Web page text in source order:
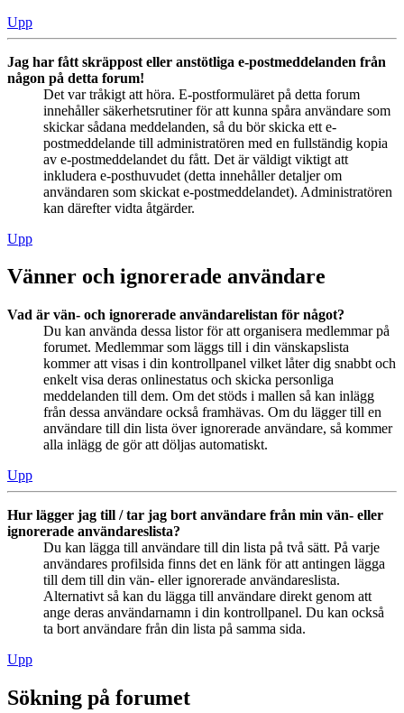
Upp
Jag har fått skräppost eller anstötliga e-postmeddelanden från
någon på detta forum!
Det var tråkigt att höra. E-postformuläret på detta forum
innehåller säkerhetsrutiner för att kunna spåra användare som
skickar sådana meddelanden, så du bör skicka ett e-
postmeddelande till administratören med en fullständig kopia
av e-postmeddelandet du fått. Det är väldigt viktigt att
inkludera e-posthuvudet (detta innehåller detaljer om
användaren som skickat e-postmeddelandet). Administratören
kan därefter vidta åtgärder.
Upp
Vänner och ignorerade användare
Vad är vän- och ignorerade användarelistan för något?
Du kan använda dessa listor för att organisera medlemmar på
forumet. Medlemmar som läggs till i din vänskapslista
kommer att visas i din kontrollpanel vilket låter dig snabbt och
enkelt visa deras onlinestatus och skicka personliga
meddelanden till dem. Om det stöds i mallen så kan inlägg
från dessa användare också framhävas. Om du lägger till en
användare till din lista över ignorerade användare, så kommer
alla inlägg de gör att döljas automatiskt.
Upp
Hur lägger jag till / tar jag bort användare från min vän- eller
ignorerade användareslista?
Du kan lägga till användare till din lista på två sätt. På varje
användares profilsida finns det en länk för att antingen lägga
till dem till din vän- eller ignorerade användareslista.
Alternativt så kan du lägga till användare direkt genom att
ange deras användarnamn i din kontrollpanel. Du kan också
ta bort användare från din lista på samma sida.
Upp
Sökning på forumet